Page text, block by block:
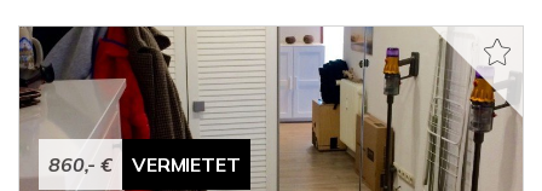
860,- € VERMIETET